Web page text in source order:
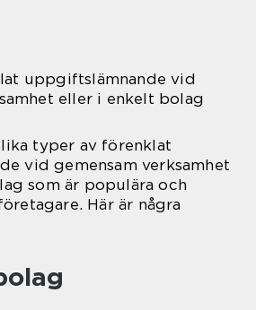
uppgiftslämnande vid
eller i enkelt bolag
typer av förenklat
vid gemensam verksamhet
som är populära och
Här är några